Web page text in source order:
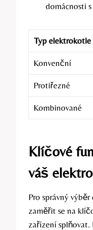
domácnosti
Typ elektrokotle
Konvenční
Protiřezné
Kombinované
Klíčové
váš
Pro správný
⁢zaměřit se⁤ na
zařízení